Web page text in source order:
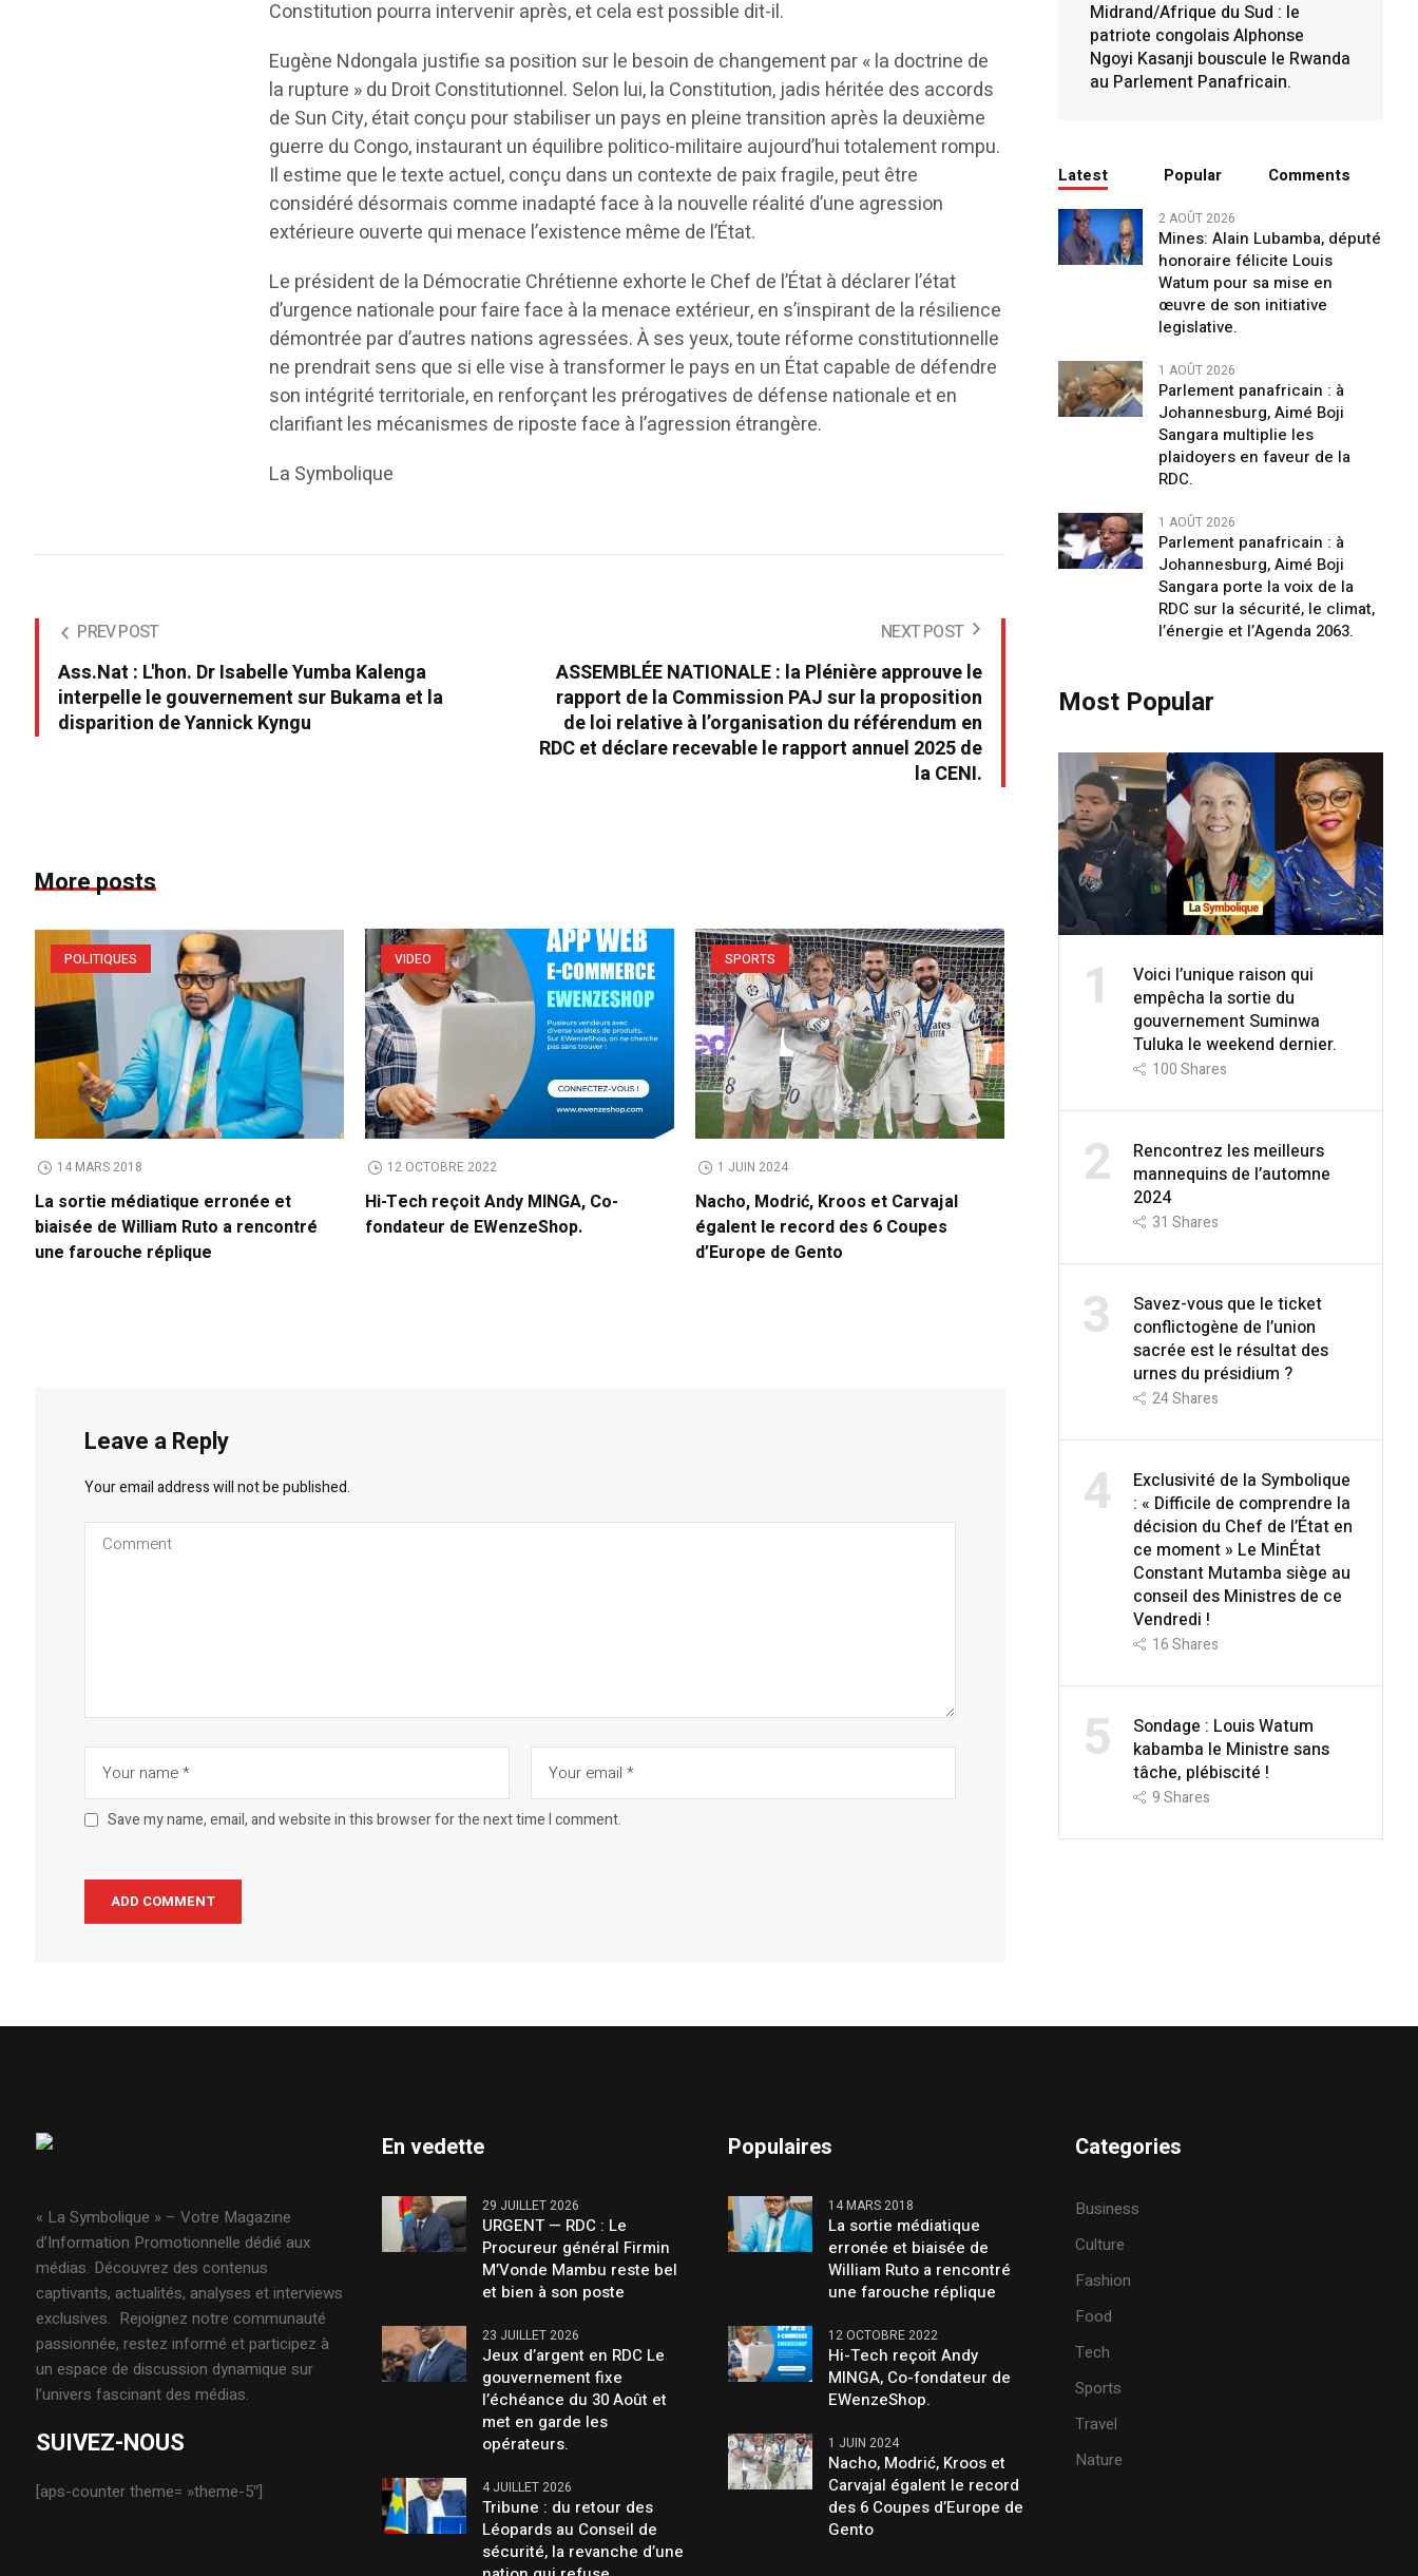
Constitution pourra intervenir après, et cela est possible dit-il.
Eugène Ndongala justifie sa position sur le besoin de changement par « la doctrine de
la rupture » du Droit Constitutionnel. Selon lui, la Constitution, jadis héritée des accords
de Sun City, était conçu pour stabiliser un pays en pleine transition après la deuxième
guerre du Congo, instaurant un équilibre politico-militaire aujourd’hui totalement rompu.
Il estime que le texte actuel, conçu dans un contexte de paix fragile, peut être
considéré désormais comme inadapté face à la nouvelle réalité d’une agression
extérieure ouverte qui menace l’existence même de l’État.
Le président de la Démocratie Chrétienne exhorte le Chef de l’État à déclarer l’état
d’urgence nationale pour faire face à la menace extérieur, en s’inspirant de la résilience
démontrée par d’autres nations agressées. À ses yeux, toute réforme constitutionnelle
ne prendrait sens que si elle vise à transformer le pays en un État capable de défendre
son intégrité territoriale, en renforçant les prérogatives de défense nationale et en
clarifiant les mécanismes de riposte face à l’agression étrangère.
La Symbolique
PREV POST
Ass.Nat : L'hon. Dr Isabelle Yumba Kalenga
interpelle le gouvernement sur Bukama et la
disparition de Yannick Kyngu
NEXT POST
ASSEMBLÉE NATIONALE : la Plénière approuve le
rapport de la Commission PAJ sur la proposition
de loi relative à l’organisation du référendum en
RDC et déclare recevable le rapport annuel 2025 de
la CENI.
More posts
POLITIQUES
14 MARS 2018
La sortie médiatique erronée et
biaisée de William Ruto a rencontré
une farouche réplique
VIDEO
12 OCTOBRE 2022
Hi-Tech reçoit Andy MINGA, Co-
fondateur de EWenzeShop.
SPORTS
1 JUIN 2024
Nacho, Modrić, Kroos et Carvajal
égalent le record des 6 Coupes
d’Europe de Gento
Leave a Reply
Your email address will not be published.
Save my name, email, and website in this browser for the next time I comment.
Midrand/Afrique du Sud : le
patriote congolais Alphonse
Ngoyi Kasanji bouscule le Rwanda
au Parlement Panafricain.
Latest Popular Comments
2 AOÛT 2026
Mines: Alain Lubamba, député
honoraire félicite Louis
Watum pour sa mise en
œuvre de son initiative
legislative.
1 AOÛT 2026
Parlement panafricain : à
Johannesburg, Aimé Boji
Sangara multiplie les
plaidoyers en faveur de la
RDC.
1 AOÛT 2026
Parlement panafricain : à
Johannesburg, Aimé Boji
Sangara porte la voix de la
RDC sur la sécurité, le climat,
l’énergie et l’Agenda 2063.
Most Popular
1
Voici l’unique raison qui
empêcha la sortie du
gouvernement Suminwa
Tuluka le weekend dernier.
100Shares
2
Rencontrez les meilleurs
mannequins de l’automne
2024
31 Shares
3
Savez-vous que le ticket
conflictogène de l’union
sacrée est le résultat des
urnes du présidium ?
24Shares
4
Exclusivité de la Symbolique
: « Difficile de comprendre la
décision du Chef de l’État en
ce moment » Le MinÉtat
Constant Mutamba siège au
conseil des Ministres de ce
Vendredi !
16Shares
5
Sondage : Louis Watum
kabamba le Ministre sans
tâche, plébiscité !
9Shares
« La Symbolique » – Votre Magazine
d’Information Promotionnelle dédié aux
médias. Découvrez des contenus
captivants, actualités, analyses et interviews
exclusives. Rejoignez notre communauté
passionnée, restez informé et participez à
un espace de discussion dynamique sur
l’univers fascinant des médias.
SUIVEZ-NOUS
[aps-counter theme= »theme-5″]
En vedette
29 JUILLET 2026
URGENT — RDC : Le
Procureur général Firmin
M’Vonde Mambu reste bel
et bien à son poste
23 JUILLET 2026
Jeux d’argent en RDC Le
gouvernement fixe
l’échéance du 30 Août et
met en garde les
opérateurs.
4 JUILLET 2026
Tribune : du retour des
Léopards au Conseil de
sécurité, la revanche d’une
Populaires
14 MARS 2018
La sortie médiatique
erronée et biaisée de
William Ruto a rencontré
une farouche réplique
12 OCTOBRE 2022
Hi-Tech reçoit Andy
MINGA, Co-fondateur de
EWenzeShop.
1 JUIN 2024
Nacho, Modrić, Kroos et
Carvajal égalent le record
des 6 Coupes d’Europe de
Gento
Categories
Business
Culture
Fashion
Food
Tech
Sports
Travel
Nature